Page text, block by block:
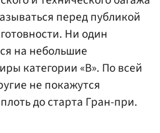
перед публикой
Ни один
на небольшие
категории «В». По всей
не покажутся
до старта Гран-при.